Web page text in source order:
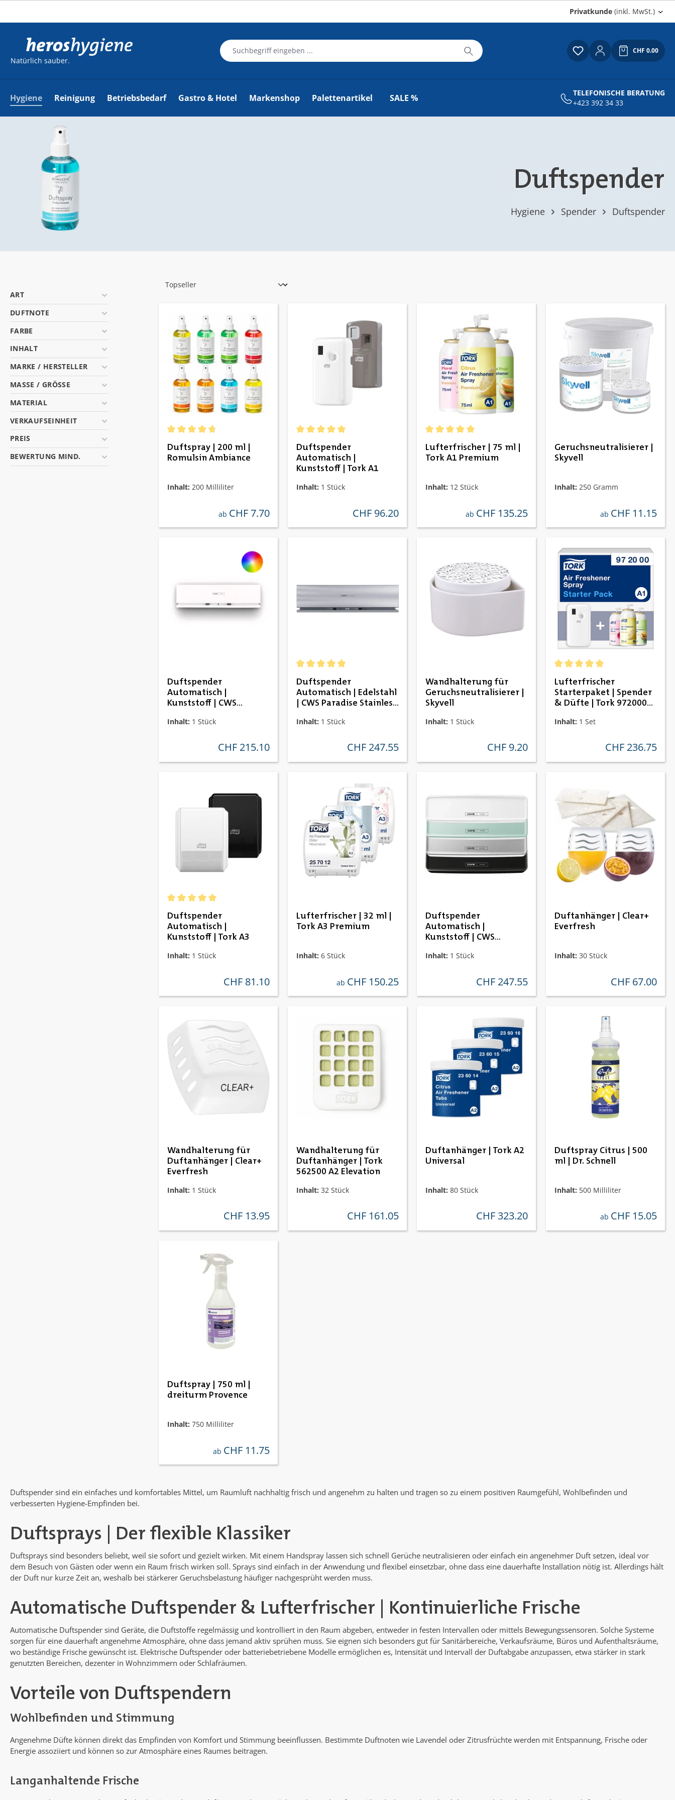
Privatkunde (inkl. MwSt.)
Natürlich sauber. Du hast 0 Produkte auf
CHF 0.00
Hygiene Reinigung Betriebsbedarf Gastro & Hotel Markenshop Palettenartikel SALE %
TELEFONISCHE BERATUNG
+423 392 34 33
Duftspender
Hygiene Spender Duftspender
ART
DUFTNOTE
FARBE
INHALT
MARKE / HERSTELLER
MASSE / GRÖSSE
MATERIAL
VERKAUFSEINHEIT
PREIS
BEWERTUNG MIND.
Duftspray | 200 ml |
Romulsin Ambiance
Inhalt: 200 Milliliter
regulärer preis:
ab CHF 7.70
Duftspender
Automatisch |
Kunststoff | Tork A1
Inhalt: 1 Stück
regulärer preis:
CHF 96.20
Lufterfrischer | 75 ml |
Tork A1 Premium
Inhalt: 12 Stück
regulärer preis:
ab CHF 135.25
Geruchsneutralisierer |
Skyvell
Inhalt: 250 Gramm
regulärer preis:
ab CHF 11.15
Duftspender
Automatisch |
Kunststoff | CWS
Inhalt: 1 Stück
regulärer preis:
CHF 215.10
Duftspender
Automatisch | Edelstahl
| CWS Paradise Stainless
Inhalt: 1 Stück
regulärer preis:
CHF 247.55
Wandhalterung für
Geruchsneutralisierer |
Skyvell
Inhalt: 1 Stück
regulärer preis:
CHF 9.20
Lufterfrischer
Starterpaket | Spender
& Düfte | Tork 972000
Inhalt: 1 Set
regulärer preis:
CHF 236.75
Duftspender
Automatisch |
Kunststoff | Tork A3
Inhalt: 1 Stück
regulärer preis:
CHF 81.10
Lufterfrischer | 32 ml |
Tork A3 Premium
Inhalt: 6 Stück
regulärer preis:
ab CHF 150.25
Duftspender
Automatisch |
Kunststoff | CWS
Inhalt: 1 Stück
regulärer preis:
CHF 247.55
Duftanhänger | Clear+
Everfresh
Inhalt: 30 Stück
regulärer preis:
CHF 67.00
Wandhalterung für
Duftanhänger | Clear+
Everfresh
Inhalt: 1 Stück
regulärer preis:
CHF 13.95
Wandhalterung für
Duftanhänger | Tork
562500 A2 Elevation
Inhalt: 32 Stück
regulärer preis:
CHF 161.05
Duftanhänger | Tork A2
Universal
Inhalt: 80 Stück
regulärer preis:
CHF 323.20
Duftspray Citrus | 500
ml | Dr. Schnell
Inhalt: 500 Milliliter
regulärer preis:
ab CHF 15.05
Duftspray | 750 ml |
dreiturm Provence
Inhalt: 750 Milliliter
regulärer preis:
ab CHF 11.75
Duftspender sind ein einfaches und komfortables Mittel, um Raumluft nachhaltig frisch und angenehm zu halten und tragen so zu einem positiven Raumgefühl, Wohlbefinden und
verbesserten Hygiene-Empfinden bei.
Duftsprays | Der flexible Klassiker
Duftsprays sind besonders beliebt, weil sie sofort und gezielt wirken. Mit einem Handspray lassen sich schnell Gerüche neutralisieren oder einfach ein angenehmer Duft setzen, ideal vor
dem Besuch von Gästen oder wenn ein Raum frisch wirken soll. Sprays sind einfach in der Anwendung und flexibel einsetzbar, ohne dass eine dauerhafte Installation nötig ist. Allerdings hält
der Duft nur kurze Zeit an, weshalb bei stärkerer Geruchsbelastung häufiger nachgesprüht werden muss.
Automatische Duftspender & Lufterfrischer | Kontinuierliche Frische
Automatische Duftspender sind Geräte, die Duftstoffe regelmässig und kontrolliert in den Raum abgeben, entweder in festen Intervallen oder mittels Bewegungssensoren. Solche Systeme
sorgen für eine dauerhaft angenehme Atmosphäre, ohne dass jemand aktiv sprühen muss. Sie eignen sich besonders gut für Sanitärbereiche, Verkaufsräume, Büros und Aufenthaltsräume,
wo beständige Frische gewünscht ist. Elektrische Duftspender oder batteriebetriebene Modelle ermöglichen es, Intensität und Intervall der Duftabgabe anzupassen, etwa stärker in stark
genutzten Bereichen, dezenter in Wohnzimmern oder Schlafräumen.
Vorteile von Duftspendern
Wohlbefinden und Stimmung
Angenehme Düfte können direkt das Empfinden von Komfort und Stimmung beeinflussen. Bestimmte Duftnoten wie Lavendel oder Zitrusfrüchte werden mit Entspannung, Frische oder
Energie assoziiert und können so zur Atmosphäre eines Raumes beitragen.
Langanhaltende Frische